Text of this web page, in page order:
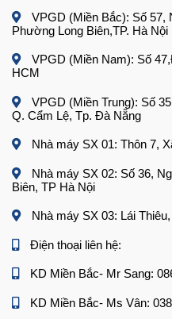
VPGD (Miền Bắc): Số 57,
Phường Long Biên,TP. Hà Nội
VPGD (Miền Nam): Số
HCM
VPGD (Miền Trung): Số
Q. Cẩm Lệ, Tp. Đà Nẵng
Nhà máy SX 01: Thôn 7,
Nhà máy SX 02: Số 36,
Biên, TP Hà Nội
Nhà máy SX 03: Lái
Điện thoại liên hệ:
KD Miền Bắc- Mr Sang:
KD Miền Bắc- Ms Vân: